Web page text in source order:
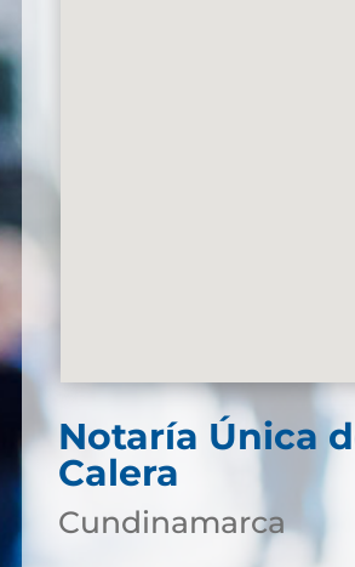
Notaría Única
Calera
Cundinamarca